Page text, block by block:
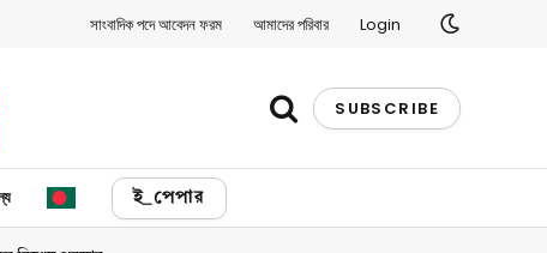
সাংবাদিক পদে আবেদন ফরম আমাদের পরিবার Login
SUBSCRIBE
ই_পেপার